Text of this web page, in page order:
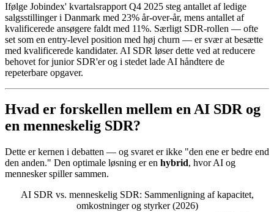
Ifølge Jobindex' kvartalsrapport Q4 2025 steg antallet af ledige
salgsstillinger i Danmark med 23% år-over-år, mens antallet af
kvalificerede ansøgere faldt med 11%. Særligt SDR-rollen — ofte
set som en entry-level position med høj churn — er svær at besætte
med kvalificerede kandidater. AI SDR løser dette ved at reducere
behovet for junior SDR'er og i stedet lade AI håndtere de
repeterbare opgaver.
Hvad er forskellen mellem en AI SDR og
en menneskelig SDR?
Dette er kernen i debatten — og svaret er ikke "den ene er bedre end
den anden." Den optimale løsning er en hybrid, hvor AI og
mennesker spiller sammen.
AI SDR vs. menneskelig SDR: Sammenligning af kapacitet,
omkostninger og styrker (2026)